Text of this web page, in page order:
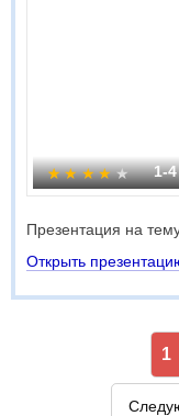
1-
Презентация на
Открыть
1